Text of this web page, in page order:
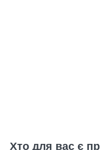
Хто для вас є